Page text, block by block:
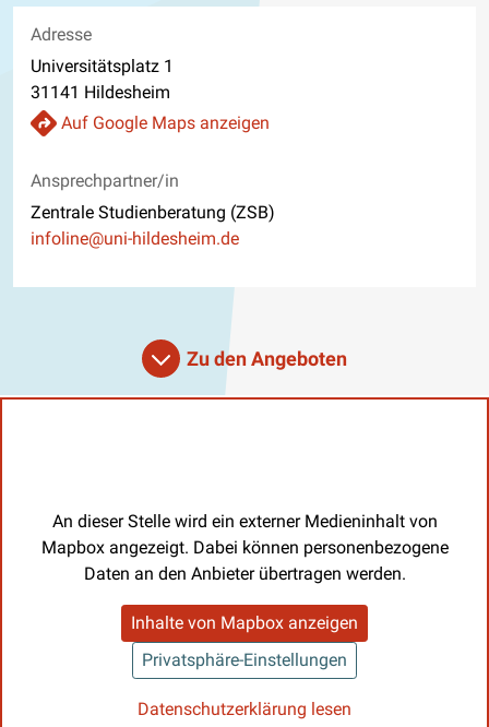
Adresse
Universitätsplatz 1
31141 Hildesheim
Auf Google Maps anzeigen
Ansprechpartner/in
Zentrale Studienberatung (ZSB)
E-Mail
infoline@uni-hildesheim.de
Zu den Angeboten
An dieser Stelle wird ein externer Medieninhalt von
Mapbox angezeigt. Dabei können personenbezogene
Daten an den Anbieter übertragen werden.
Inhalte von Mapbox anzeigen
Privatsphäre-Einstellungen
Datenschutzerklärung lesen